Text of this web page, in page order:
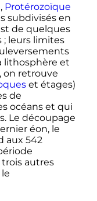
, Protérozoïque
subdivisés en
de quelques
; leurs limites
lithosphère et
on retrouve
et étages)
de
océans et qui
Le découpage
éon, le
aux 542
autres